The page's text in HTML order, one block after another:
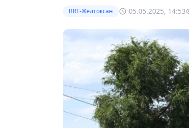
BRT-Желтоксан 05.05.2025, 14:53